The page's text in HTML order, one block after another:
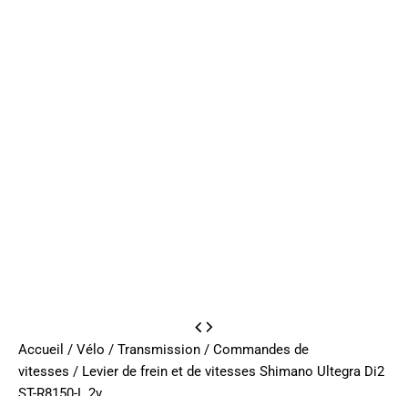
Accueil / Vélo / Transmission / Commandes de
vitesses / Levier de frein et de vitesses Shimano Ultegra Di2